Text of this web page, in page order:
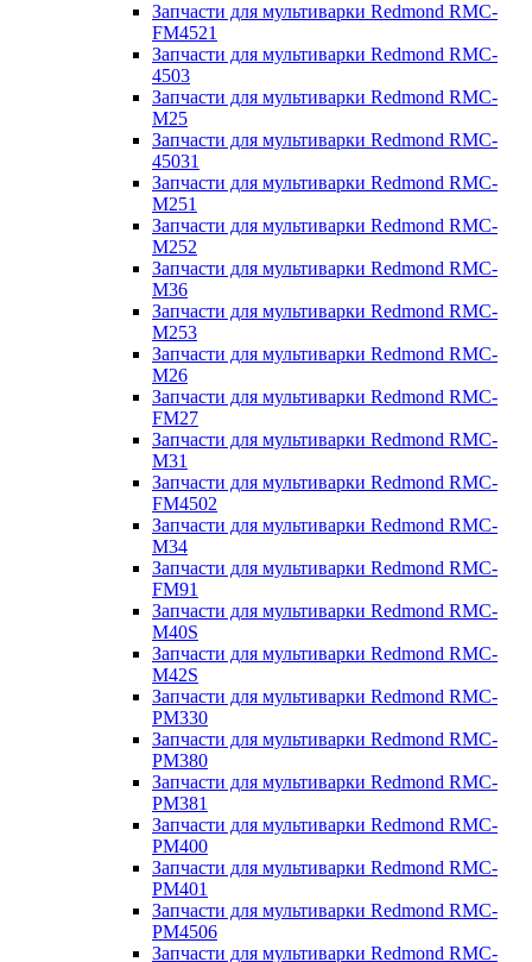
Запчасти для мультиварки Redmond RMC-
FM4521
Запчасти для мультиварки Redmond RMC-
4503
Запчасти для мультиварки Redmond RMC-
M25
Запчасти для мультиварки Redmond RMC-
45031
Запчасти для мультиварки Redmond RMC-
M251
Запчасти для мультиварки Redmond RMC-
M252
Запчасти для мультиварки Redmond RMC-
M36
Запчасти для мультиварки Redmond RMC-
M253
Запчасти для мультиварки Redmond RMC-
M26
Запчасти для мультиварки Redmond RMC-
FM27
Запчасти для мультиварки Redmond RMC-
M31
Запчасти для мультиварки Redmond RMC-
FM4502
Запчасти для мультиварки Redmond RMC-
M34
Запчасти для мультиварки Redmond RMC-
FM91
Запчасти для мультиварки Redmond RMC-
M40S
Запчасти для мультиварки Redmond RMC-
M42S
Запчасти для мультиварки Redmond RMC-
PM330
Запчасти для мультиварки Redmond RMC-
PM380
Запчасти для мультиварки Redmond RMC-
PM381
Запчасти для мультиварки Redmond RMC-
PM400
Запчасти для мультиварки Redmond RMC-
PM401
Запчасти для мультиварки Redmond RMC-
PM4506
Запчасти для мультиварки Redmond RMC-